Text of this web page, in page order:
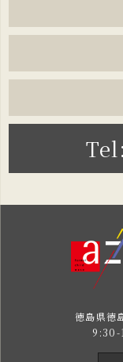
徳島県徳
9:30-